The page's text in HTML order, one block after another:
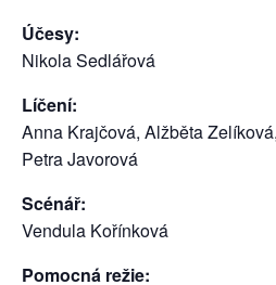
Účesy:
Nikola Sedlářová
Líčení:
Anna Krajčová, Alžběta
Petra Javorová
Scénář:
Vendula Kořínková
Pomocná režie: